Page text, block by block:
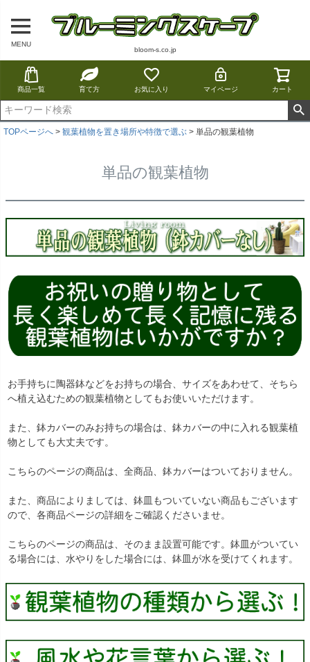
MENU
bloom-s.co.jp
商品一覧 育て方 お気に入り マイページ カート
TOPページへ 観葉植物を置き場所や特徴で選ぶ 単品の観葉植物
単品の観葉植物
お手持ちに陶器鉢などをお持ちの場合、サイズをあわせて、そちら
へ植え込むための観葉植物としてもお使いいただけます。
また、鉢カバーのみお持ちの場合は、鉢カバーの中に入れる観葉植
物としても大丈夫です。
こちらのページの商品は、全商品、鉢カバーはついておりません。
また、商品によりましては、鉢皿もついていない商品もございます
ので、各商品ページの詳細をご確認くださいませ。
こちらのページの商品は、そのまま設置可能です。鉢皿がついてい
る場合には、水やりをした場合には、鉢皿が水を受けてくれます。